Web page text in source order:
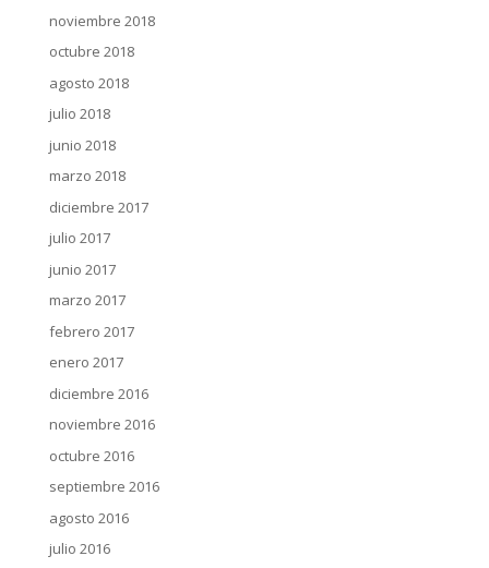
noviembre 2018
octubre 2018
agosto 2018
julio 2018
junio 2018
marzo 2018
diciembre 2017
julio 2017
junio 2017
marzo 2017
febrero 2017
enero 2017
diciembre 2016
noviembre 2016
octubre 2016
septiembre 2016
agosto 2016
julio 2016